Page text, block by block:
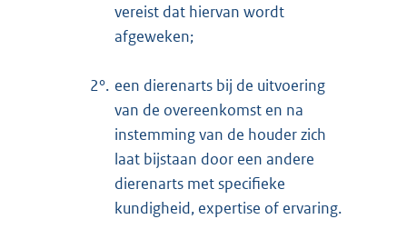
vereist dat hiervan wordt
afgeweken;
2°. een dierenarts bij de uitvoering
van de overeenkomst en na
instemming van de houder zich
laat bijstaan door een andere
dierenarts met specifieke
kundigheid, expertise of ervaring.